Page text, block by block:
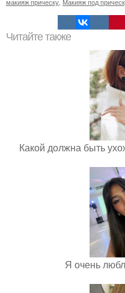
макияж прическу, Макияж под
Читайте также
Какой должна быть
Я очень